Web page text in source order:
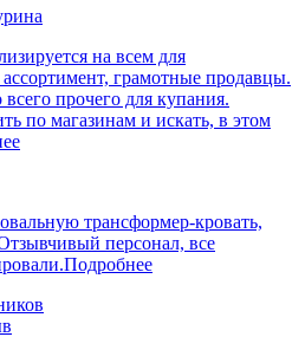
на всем для
грамотные продавцы.
прочего для купания.
по магазинам и искать, в этом
трансформер-кровать,
персонал, все
Подробнее